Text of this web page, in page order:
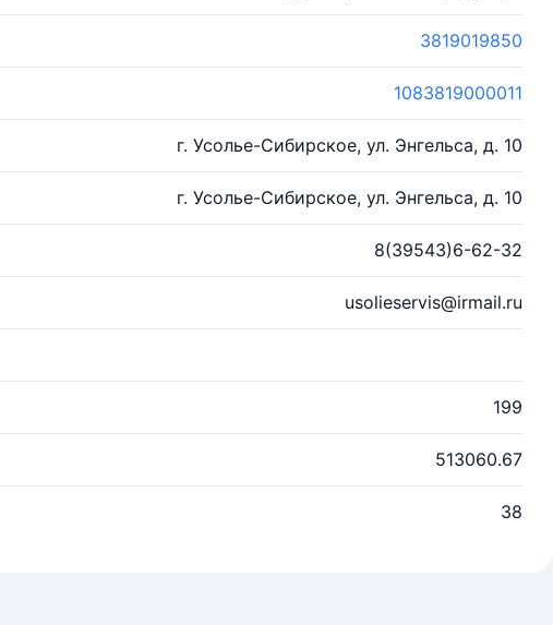
3819019850
1083819000011
г. Усолье-Сибирское, ул. Энгельса, д. 10
г. Усолье-Сибирское, ул. Энгельса, д. 10
8(39543)6-62-32
usolieservis@irmail.ru
199
513060.67
38